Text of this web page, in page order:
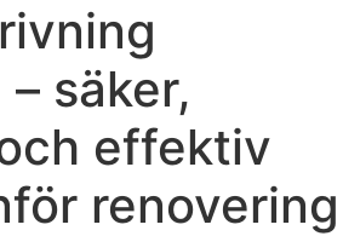
säker,
effektiv
renovering